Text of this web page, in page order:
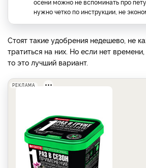
осени можно не вспоминать про
нужно четко по инструкции, не
Стоят такие удобрения недешево, не
тратиться на них. Но если нет
то это лучший вариант.
РЕКЛАМА